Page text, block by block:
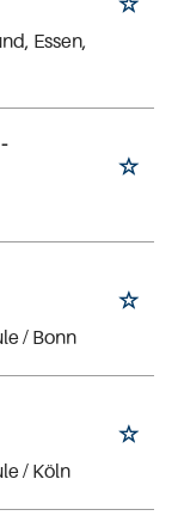
Essen,
/ Bonn
/ Köln